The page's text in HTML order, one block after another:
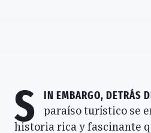
S in embargo, detrás
paraíso turístico se
historia rica y fascinante